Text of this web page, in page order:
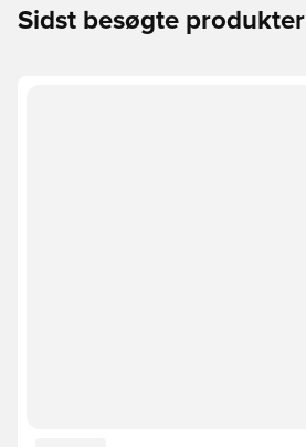
Sidst besøgte produkter